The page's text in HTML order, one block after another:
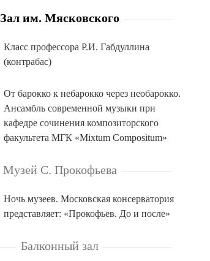
Зал им. Мясковского
Класс профессора Р.И. Габдуллина
(контрабас)
От барокко к небарокко через необарокко.
Ансамбль современной музыки при
кафедре сочинения композиторского
факультета МГК «Mixtum Compositum»
Музей С. Прокофьева
Ночь музеев. Московская консерватория
представляет: «Прокофьев. До и после»
Балконный зал